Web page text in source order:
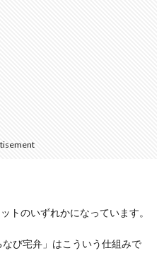
トのいずれかになっています。
び宅弁」はこういう仕組みで